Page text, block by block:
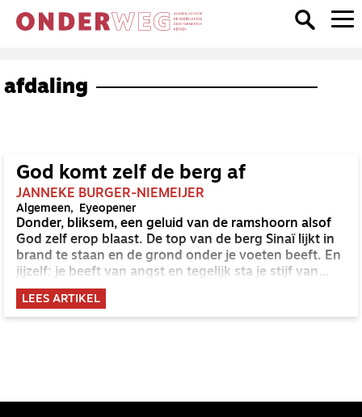
afdaling
God komt zelf de berg af
JANNEKE BURGER-NIEMEIJER
Algemeen Eyeopener
Donder, bliksem, een geluid van de ramshoorn alsof
God zelf erop blaast. De top van de berg Sinaï lijkt in
brand te staan en de grond onder je voeten beeft. En
jijzelf: je beeft van angst en tegelijk sta je stijf van
spanning. Een onvoorstelbaar beeld voor ons. Welke
God is dit?
LEES ARTIKEL